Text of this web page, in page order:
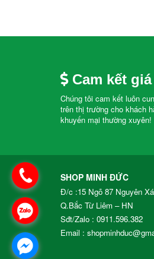
Cam kết
Chúng tôi cam kết luôn
trên thị trường cho khách
khuyến mại thường xuyên!
SHOP MINH ĐỨC
Đ/c :15 Ngõ 87 Nguyên
Q.Bắc Từ Liêm – HN
Sđt/Zalo : 0911.596.382
Email :